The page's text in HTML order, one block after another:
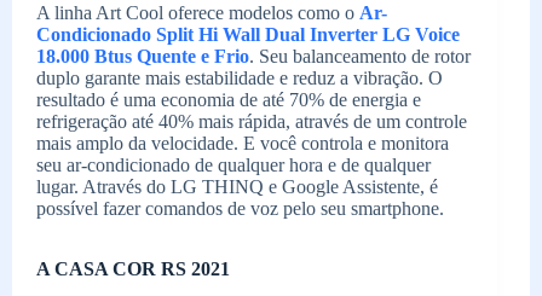
A linha Art Cool oferece modelos como o Ar-
Condicionado Split Hi Wall Dual Inverter LG Voice
18.000 Btus Quente e Frio. Seu balanceamento de rotor
duplo garante mais estabilidade e reduz a vibração. O
resultado é uma economia de até 70% de energia e
refrigeração até 40% mais rápida, através de um controle
mais amplo da velocidade. E você controla e monitora
seu ar-condicionado de qualquer hora e de qualquer
lugar. Através do LG THINQ e Google Assistente, é
possível fazer comandos de voz pelo seu smartphone.
A CASA COR RS 2021